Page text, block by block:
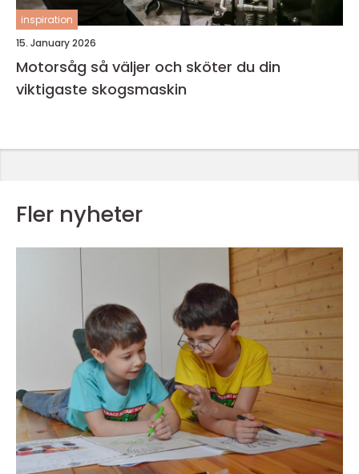
inspiration
15. January 2026
Motorsåg så väljer och sköter du din
viktigaste skogsmaskin
Fler nyheter